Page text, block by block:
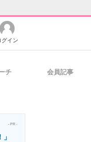
グイン
チ 会員記事
- PR -